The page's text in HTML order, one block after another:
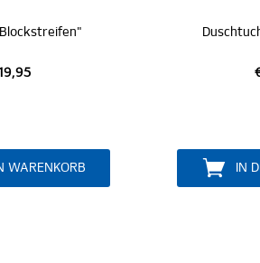
Duschtuch "Blockstreifen"
IN DEN WARENKORB